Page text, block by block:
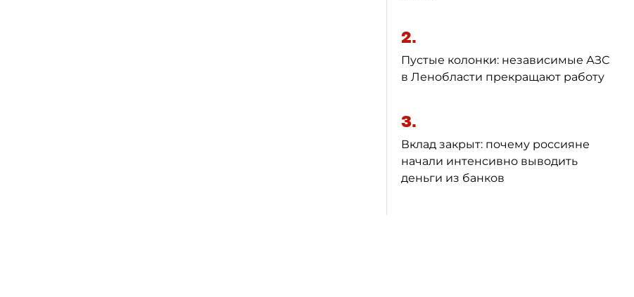
2.
Пустые колонки: независимые АЗС
в Ленобласти прекращают работу
3.
Вклад закрыт: почему россияне
начали интенсивно выводить
деньги из банков